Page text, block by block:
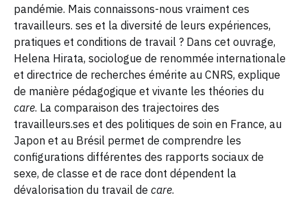
pandémie. Mais connaissons-nous vraiment ces
travailleurs. ses et la diversité de leurs expériences,
pratiques et conditions de travail ? Dans cet ouvrage,
Helena Hirata, sociologue de renommée internationale
et directrice de recherches émérite au CNRS, explique
de manière pédagogique et vivante les théories du
care. La comparaison des trajectoires des
travailleurs.ses et des politiques de soin en France, au
Japon et au Brésil permet de comprendre les
configurations différentes des rapports sociaux de
sexe, de classe et de race dont dépendent la
dévalorisation du travail de care.